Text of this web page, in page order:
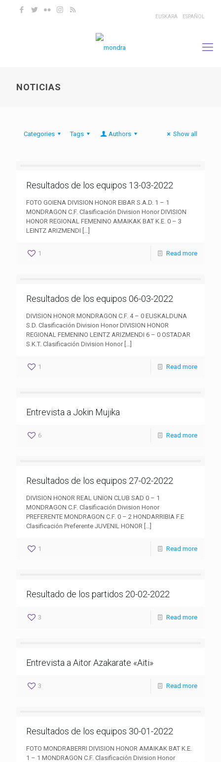
EUSKARA ESPAÑOL
NOTICIAS
Categories Tags Authors Show all
Resultados de los equipos 13-03-2022
FOTO GOIENA DIVISION HONOR EIBAR S.A.D. 1 – 1
MONDRAGON C.F. Clasificación Division Honor DIVISION
HONOR REGIONAL FEMENINO AMAIKAK BAT K.E. 0 – 3
LEINTZ ARIZMENDI […]
1 Read more
Resultados de los equipos 06-03-2022
DIVISION HONOR MONDRAGON C.F. 4 – 0 EUSKALDUNA
S.D. Clasificación Division Honor DIVISION HONOR
REGIONAL FEMENINO LEINTZ ARIZMENDI 6 – 0 OSTADAR
S.K.T. Clasificación Division Honor[…]
1 Read more
Entrevista a Jokin Mujika
6 Read more
Resultados de los equipos 27-02-2022
DIVISION HONOR REAL UNION CLUB SAD 0 – 1
MONDRAGON C.F. Clasificación Division Honor
PREFERENTE MONDRAGON C.F. 0 – 2 HONDARRIBIA F.E
Clasificación Preferente JUVENIL HONOR […]
1 Read more
Resultado de los partidos 20-02-2022
3 Read more
Entrevista a Aitor Azakarate «Aiti»
3 Read more
Resultados de los equipos 30-01-2022
FOTO MONDRABERRI DIVISION HONOR AMAIKAK BAT K.E.
1 – 1 MONDRAGON C.F. Clasificación Division Honor